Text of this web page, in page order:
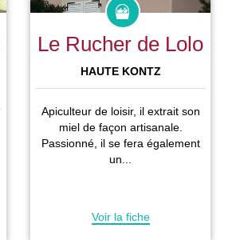
Le Rucher de Lolo
HAUTE KONTZ
Apiculteur de loisir, il extrait son
miel de façon artisanale.
Passionné, il se fera également
un...
Voir la fiche